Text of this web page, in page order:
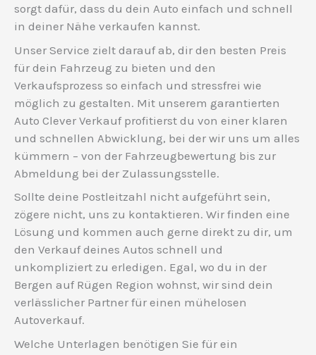
sorgt dafür, dass du dein Auto einfach und schnell
in deiner Nähe verkaufen kannst.
Unser Service zielt darauf ab, dir den besten Preis
für dein Fahrzeug zu bieten und den
Verkaufsprozess so einfach und stressfrei wie
möglich zu gestalten. Mit unserem garantierten
Auto Clever Verkauf profitierst du von einer klaren
und schnellen Abwicklung, bei der wir uns um alles
kümmern – von der Fahrzeugbewertung bis zur
Abmeldung bei der Zulassungsstelle.
Sollte deine Postleitzahl nicht aufgeführt sein,
zögere nicht, uns zu kontaktieren. Wir finden eine
Lösung und kommen auch gerne direkt zu dir, um
den Verkauf deines Autos schnell und
unkompliziert zu erledigen. Egal, wo du in der
Bergen auf Rügen Region wohnst, wir sind dein
verlässlicher Partner für einen mühelosen
Autoverkauf.
Welche Unterlagen benötigen Sie für ein